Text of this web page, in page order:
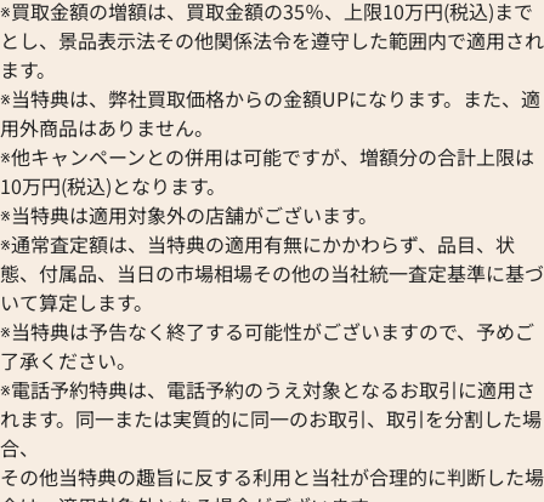
Pt&Pm 買取
銀･シルバー 買取
パラジウム 買取
フランク ミュラー 買取
IWC 買取
買取可能な商品をもっと見る
※買取金額の増額は、買取金額の35％、上限10万円(税込)まで
とし、景品表示法その他関係法令を遵守した範囲内で適用され
ます。
※当特典は、弊社買取価格からの金額UPになります。また、適
用外商品はありません。
※他キャンペーンとの併用は可能ですが、増額分の合計上限は
10万円(税込)となります。
※当特典は適用対象外の店舗がございます。
※通常査定額は、当特典の適用有無にかかわらず、品目、状
態、付属品、当日の市場相場その他の当社統一査定基準に基づ
いて算定します。
※当特典は予告なく終了する可能性がございますので、予めご
了承ください。
※電話予約特典は、電話予約のうえ対象となるお取引に適用さ
れます。同一または実質的に同一のお取引、取引を分割した場
合、
その他当特典の趣旨に反する利用と当社が合理的に判断した場